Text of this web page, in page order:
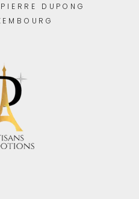
DUPONG